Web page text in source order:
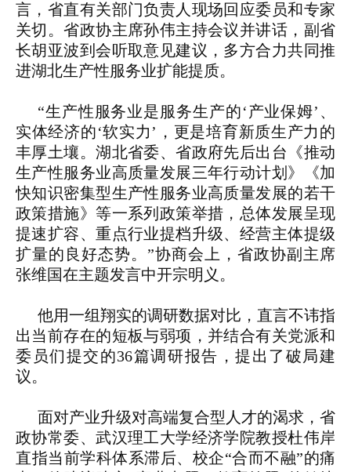
言，省直有关部门负责人现场回应委员和专家
关切。省政协主席孙伟主持会议并讲话，副省
长胡亚波到会听取意见建议，多方合力共同推
进湖北生产性服务业扩能提质。
“生产性服务业是服务生产的‘产业保姆’、
实体经济的‘软实力’，更是培育新质生产力的
丰厚土壤。湖北省委、省政府先后出台《推动
生产性服务业高质量发展三年行动计划》《加
快知识密集型生产性服务业高质量发展的若干
政策措施》等一系列政策举措，总体发展呈现
提速扩容、重点行业提档升级、经营主体提级
扩量的良好态势。”协商会上，省政协副主席
张维国在主题发言中开宗明义。
他用一组翔实的调研数据对比，直言不讳指
出当前存在的短板与弱项，并结合有关党派和
委员们提交的36篇调研报告，提出了破局建
议。
面对产业升级对高端复合型人才的渴求，省
政协常委、武汉理工大学经济学院教授杜伟岸
直指当前学科体系滞后、校企“合而不融”的痛